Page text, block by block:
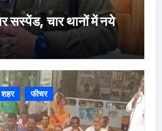
सस्पेंड, चार थानों में नये
फीचर